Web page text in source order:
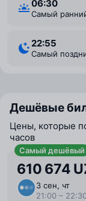
06:30
Самый
22:55
Самый
Дешёвые
Цены, которые
часов
Самый дешёвый
610 674
3 сен, чт
21:00 –